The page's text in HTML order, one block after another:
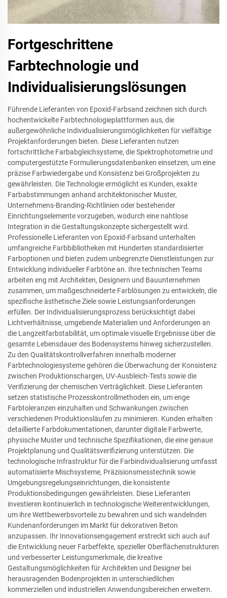
Fortgeschrittene
Farbtechnologie und
Individualisierungslösungen
Führende Lieferanten von Epoxid-Farbsand zeichnen sich durch
hochentwickelte Farbtechnologieplattformen aus, die
außergewöhnliche Individualisierungsmöglichkeiten für vielfältige
Projektanforderungen bieten. Diese Lieferanten nutzen
fortschrittliche Farbabgleichsysteme, die Spektrophotometrie und
computergestützte Formulierungsdatenbanken einsetzen, um eine
präzise Farbwiedergabe und Konsistenz bei Großprojekten zu
gewährleisten. Die Technologie ermöglicht es Kunden, exakte
Farbabstimmungen anhand architektonischer Muster,
Unternehmens-Branding-Richtlinien oder bestehender
Einrichtungselemente vorzugeben, wodurch eine nahtlose
Integration in die Gestaltungskonzepte sichergestellt wird.
Professionelle Lieferanten von Epoxid-Farbsand unterhalten
umfangreiche Farbbibliotheken mit Hunderten standardisierter
Farboptionen und bieten zudem unbegrenzte Dienstleistungen zur
Entwicklung individueller Farbtöne an. Ihre technischen Teams
arbeiten eng mit Architekten, Designern und Bauunternehmen
zusammen, um maßgeschneiderte Farblösungen zu entwickeln, die
spezifische ästhetische Ziele sowie Leistungsanforderungen
erfüllen. Der Individualisierungsprozess berücksichtigt dabei
Lichtverhältnisse, umgebende Materialien und Anforderungen an
die Langzeitfarbstabilität, um optimale visuelle Ergebnisse über die
gesamte Lebensdauer des Bodensystems hinweg sicherzustellen.
Zu den Qualitätskontrollverfahren innerhalb moderner
Farbtechnologiesysteme gehören die Überwachung der Konsistenz
zwischen Produktionschargen, UV-Ausbleich-Tests sowie die
Verifizierung der chemischen Verträglichkeit. Diese Lieferanten
setzen statistische Prozesskontrollmethoden ein, um enge
Farbtoleranzen einzuhalten und Schwankungen zwischen
verschiedenen Produktionsläufen zu minimieren. Kunden erhalten
detaillierte Farbdokumentationen, darunter digitale Farbwerte,
physische Muster und technische Spezifikationen, die eine genaue
Projektplanung und Qualitätsverifizierung unterstützen. Die
technologische Infrastruktur für die Farbindividualisierung umfasst
automatisierte Mischsysteme, Präzisionsmesstechnik sowie
Umgebungsregelungseinrichtungen, die konsistente
Produktionsbedingungen gewährleisten. Diese Lieferanten
investieren kontinuierlich in technologische Weiterentwicklungen,
um ihre Wettbewerbsvorteile zu bewahren und sich wandelnden
Kundenanforderungen im Markt für dekorativen Beton
anzupassen. Ihr Innovationsengagement erstreckt sich auch auf
die Entwicklung neuer Farbeffekte, spezieller Oberflächenstrukturen
und verbesserter Leistungsmerkmale, die kreative
Gestaltungsmöglichkeiten für Architekten und Designer bei
herausragenden Bodenprojekten in unterschiedlichen
kommerziellen und industriellen Anwendungsbereichen erweitern.